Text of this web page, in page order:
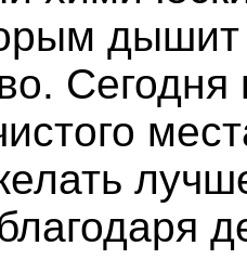
дышит